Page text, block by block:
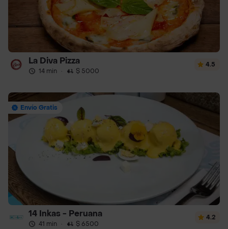
La Diva Pizza
14 min · $ 5000
4.5
Envío Gratis
14 Inkas - Peruana
41 min · $ 6500
4.2